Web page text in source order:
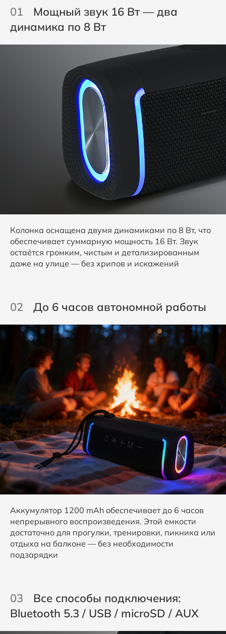
01
Мощный звук 16 Вт — два
динамика по 8 Вт
Колонка оснащена двумя динамиками по 8 Вт, что
обеспечивает суммарную мощность 16 Вт. Звук
остаётся громким, чистым и детализированным
даже на улице — без хрипов и искажений
02 До 6 часов автономной работы
Аккумулятор 1200 mAh обеспечивает до 6 часов
непрерывного воспроизведения. Этой емкости
достаточно для прогулки, тренировки, пикника или
отдыха на балконе — без необходимости
подзарядки
03
Все способы подключения:
Bluetooth 5.3 / USB / microSD / AUX